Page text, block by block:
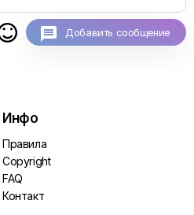
Добавить сообщение
Инфо
Правила
Copyright
FAQ
Контакт